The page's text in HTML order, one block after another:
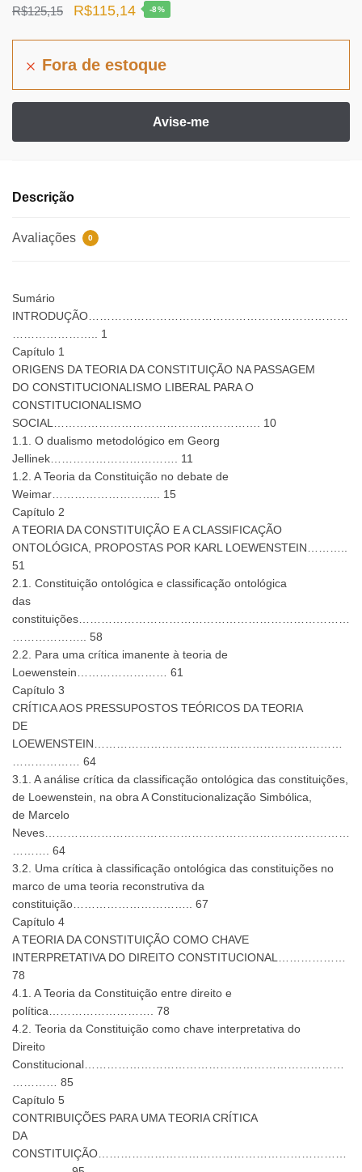
R$125,15
O
original
R$125,15.
R$115,14O
R$115,14.
-8%
Fora de estoque
Descrição
Avaliações 0
Sumário
INTRODUÇÃO……………………………………………………………
………………….. 1
Capítulo 1
ORIGENS DA TEORIA DA CONSTITUIÇÃO NA PASSAGEM
DO CONSTITUCIONALISMO LIBERAL PARA O
CONSTITUCIONALISMO
SOCIAL………………………………………………. 10
1.1. O dualismo metodológico em Georg
Jellinek……………………………. 11
1.2. A Teoria da Constituição no debate de
Weimar……………………….. 15
Capítulo 2
A TEORIA DA CONSTITUIÇÃO E A CLASSIFICAÇÃO
ONTOLÓGICA, PROPOSTAS POR KARL LOEWENSTEIN………..
51
2.1. Constituição ontológica e classificação ontológica
das
constituições………………………………………………………………
……………….. 58
2.2. Para uma crítica imanente à teoria de
Loewenstein…………………… 61
Capítulo 3
CRÍTICA AOS PRESSUPOSTOS TEÓRICOS DA TEORIA
DE
LOEWENSTEIN…………………………………………………………
……………… 64
3.1. A análise crítica da classificação ontológica das constituições,
de Loewenstein, na obra A Constitucionalização Simbólica,
de Marcelo
Neves………………………………………………………………………
………. 64
3.2. Uma crítica à classificação ontológica das constituições no
marco de uma teoria reconstrutiva da
constituição………………………….. 67
Capítulo 4
A TEORIA DA CONSTITUIÇÃO COMO CHAVE
INTERPRETATIVA DO DIREITO CONSTITUCIONAL………………
78
4.1. A Teoria da Constituição entre direito e
política………………………. 78
4.2. Teoria da Constituição como chave interpretativa do
Direito
Constitucional……………………………………………………………
………… 85
Capítulo 5
CONTRIBUIÇÕES PARA UMA TEORIA CRÍTICA
DA
CONSTITUIÇÃO…………………………………………………………